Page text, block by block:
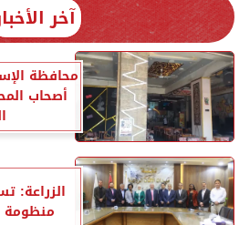
آخر
محافظة
أصحاب
الزراعة:
منظومة